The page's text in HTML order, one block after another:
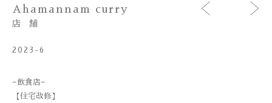
< >
Ahamannam curry
店 舗
2023-6
−飲食店−
【住宅改修】